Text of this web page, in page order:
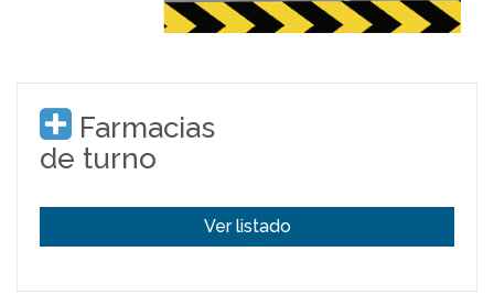
Farmacias
de turno
Ver listado